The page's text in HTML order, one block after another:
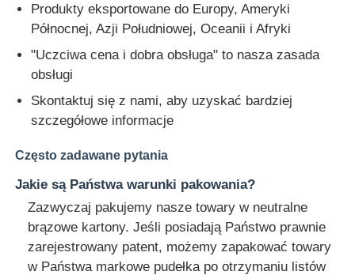
programista kluczy samochodowych
chip transpondera
Automat do dorabiania kluczy
KEYDIY Inteligentny klucz
Produkty eksportowane do Europy, Ameryki
Północnej, Azji Południowej, Oceanii i Afryki
"Uczciwa cena i dobra obsługa" to nasza zasada
obsługi
Skontaktuj się z nami, aby uzyskać bardziej
szczegółowe informacje
Często zadawane pytania
Jakie są Państwa warunki pakowania?
Zazwyczaj pakujemy nasze towary w neutralne
brązowe kartony. Jeśli posiadają Państwo prawnie
zarejestrowany patent, możemy zapakować towary
w Państwa markowe pudełka po otrzymaniu listów